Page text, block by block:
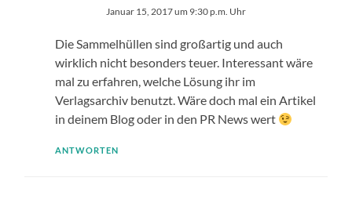
Januar 15, 2017 um 9:30 p.m. Uhr
Die Sammelhüllen sind großartig und auch
wirklich nicht besonders teuer. Interessant wäre
mal zu erfahren, welche Lösung ihr im
Verlagsarchiv benutzt. Wäre doch mal ein Artikel
in deinem Blog oder in den PR News wert
ANTWORTEN